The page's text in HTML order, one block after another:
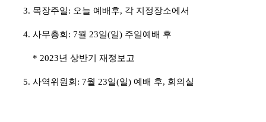
3. 목장주일: 오늘 예배후, 각 지정장소에서
4. 사무총회 : 7월 23일(일) 주일예배 후
* 2023년 상반기 재정보고
5. 사역위원회 : 7월 23일(일) 예배 후, 회의실